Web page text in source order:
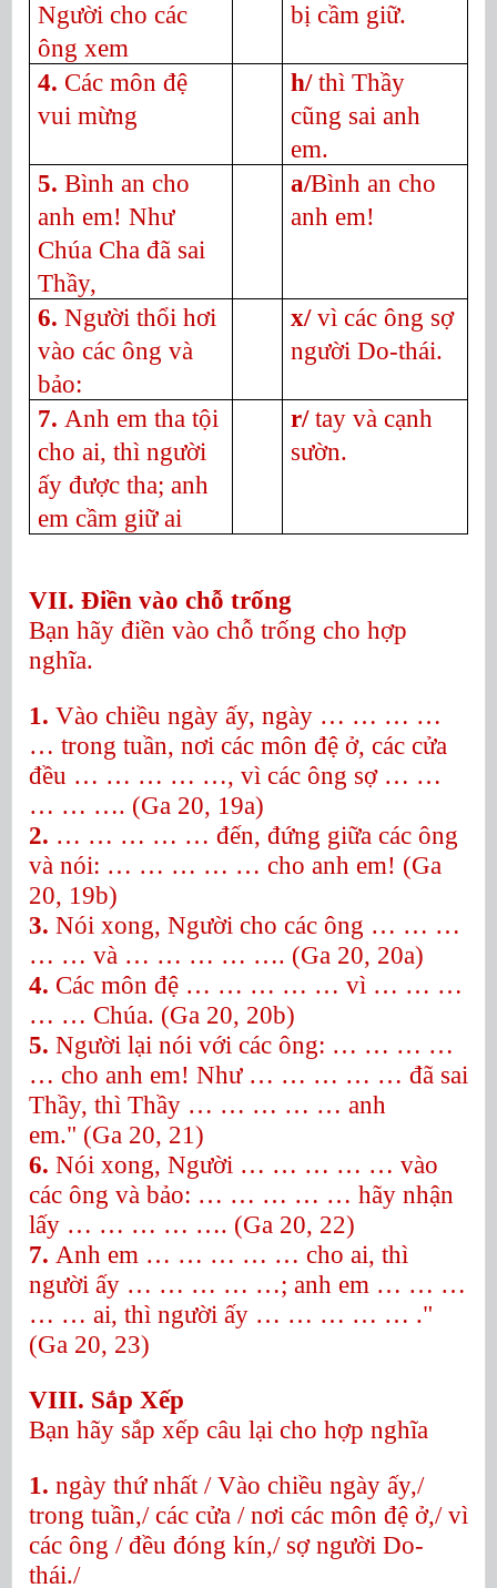
Người cho các
ông xem
bị cầm giữ.
4. Các môn đệ
vui mừng
h/thì Thầy
cũng sai anh
em.
5. Bình an cho
anh em! Như
Chúa Cha đã sai
Thầy,
a/Bình an cho
anh em!
6. Người thổi hơi
vào các ông và
bảo:
x/ vì các ông sợ
người Do-thái.
7. Anh em tha tội
cho ai, thì người
ấy được tha; anh
em cầm giữ ai
r/tay và cạnh
sườn.
VII. Điền vào chỗ trống
Bạn hãy điền vào chỗ trống cho hợp
nghĩa.
1. Vào chiều ngày ấy, ngày … … … …
… trong tuần, nơi các môn đệ ở, các cửa
đều … … … … …, vì các ông sợ … …
… … …. (Ga 20, 19a)
2. … … … … … đến, đứng giữa các ông
và nói: … … … … … cho anh em! (Ga
20, 19b)
3. Nói xong, Người cho các ông … … …
… … và … … … … …. (Ga 20, 20a)
4. Các môn đệ … … … … … vì … … …
… … Chúa. (Ga 20, 20b)
5. Người lại nói với các ông: … … … …
… cho anh em! Như … … … … … đã sai
Thầy, thì Thầy … … … … … anh
em." (Ga 20, 21)
6. Nói xong, Người … … … … … vào
các ông và bảo: … … … … … hãy nhận
lấy … … … … …. (Ga 20, 22)
7. Anh em … … … … … cho ai, thì
người ấy … … … … …; anh em … … …
… … ai, thì người ấy … … … … … ."
(Ga 20, 23)
VIII. Sắp Xếp
Bạn hãy sắp xếp câu lại cho hợp nghĩa
1. ngày thứ nhất / Vào chiều ngày ấy,/
trong tuần,/ các cửa / nơi các môn đệ ở,/ vì
các ông / đều đóng kín,/ sợ người Do-
thái./